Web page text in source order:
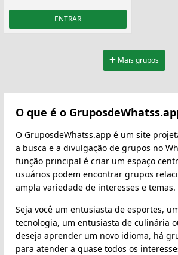
ENTRAR
Mais grupos
O que é o
O GruposdeWhatss.app é um site
a busca e a divulgação de grupos no
função principal é criar um espaço
usuários podem encontrar grupos
ampla variedade de interesses e temas.
Seja você um entusiasta de esportes,
tecnologia, um entusiasta de culinária
deseja aprender um novo idioma, há
para atender a quase todos os